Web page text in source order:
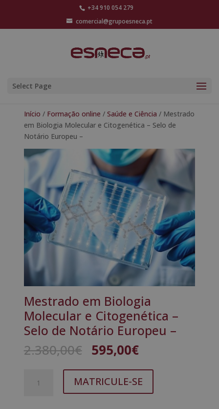
+34 910 054 279
comercial@grupoesneca.pt
Select Page
Início / Formação online / Saúde e Ciência / Mestrado
em Biologia Molecular e Citogenética – Selo de
Notário Europeu –
Mestrado em Biologia
Molecular e Citogenética –
Selo de Notário Europeu –
2.380,00€ O
preço
original
era:
2.380,00€.
595,00€O
preço
atual
é:
595,00€.
MATRICULE-SE